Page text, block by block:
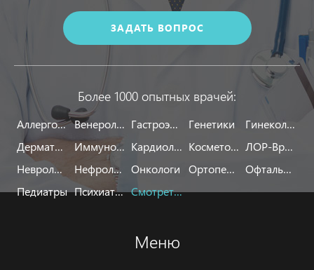
ЗАДАТЬ ВОПРОС
Более 1000 опытных врачей:
Аллергологи Венерологи Гастроэнтерологи Генетики
Гинекологи
Дерматологи
Иммунологи Кардиологи Косметологи
ЛОР-Врачи
Неврологи
Нефрологи Онкологи Ортопеды
Офтальмологи
Педиатры
Психиатры Смотреть все
Меню